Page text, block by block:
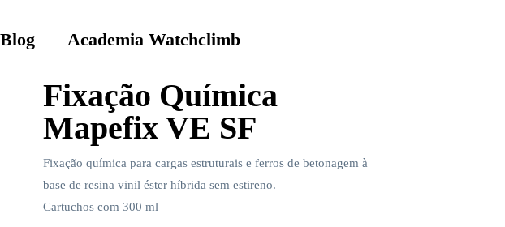
Blog Academia Watchclimb
Fixação Química
Mapefix VE SF
Fixação química para cargas estruturais e ferros de betonagem à
base de resina vinil éster híbrida sem estireno.
Cartuchos com 300 ml